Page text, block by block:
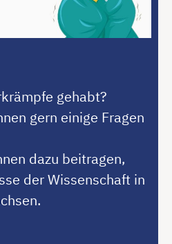
gehabt?
gern einige Fragen
dazu beitragen,
der Wissenschaft in